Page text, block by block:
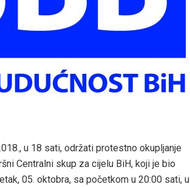
u 18 sati, održati protestno okupljanje
Centralni skup za cijelu BiH, koji je bio
05. oktobra, sa početkom u 20:00 sati, u